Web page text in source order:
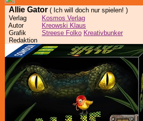
Allie Gator ( Ich will doch nur spielen! )
Verlag
Kosmos Verlag
Autor
Kreowski Klaus
Grafik
Streese Folko Kreativbunker
Redaktion